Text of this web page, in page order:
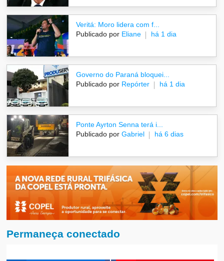
Veritá: Moro lidera com f...
Publicado por Eliane há 1 dia
Governo do Paraná bloquei...
Publicado por Repórter há 1 dia
Ponte Ayrton Senna terá i...
Publicado por Gabriel há 6 dias
Permaneça conectado